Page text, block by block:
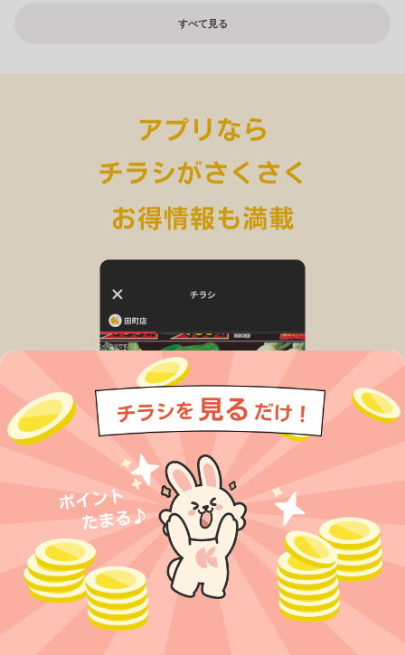
すべて見る